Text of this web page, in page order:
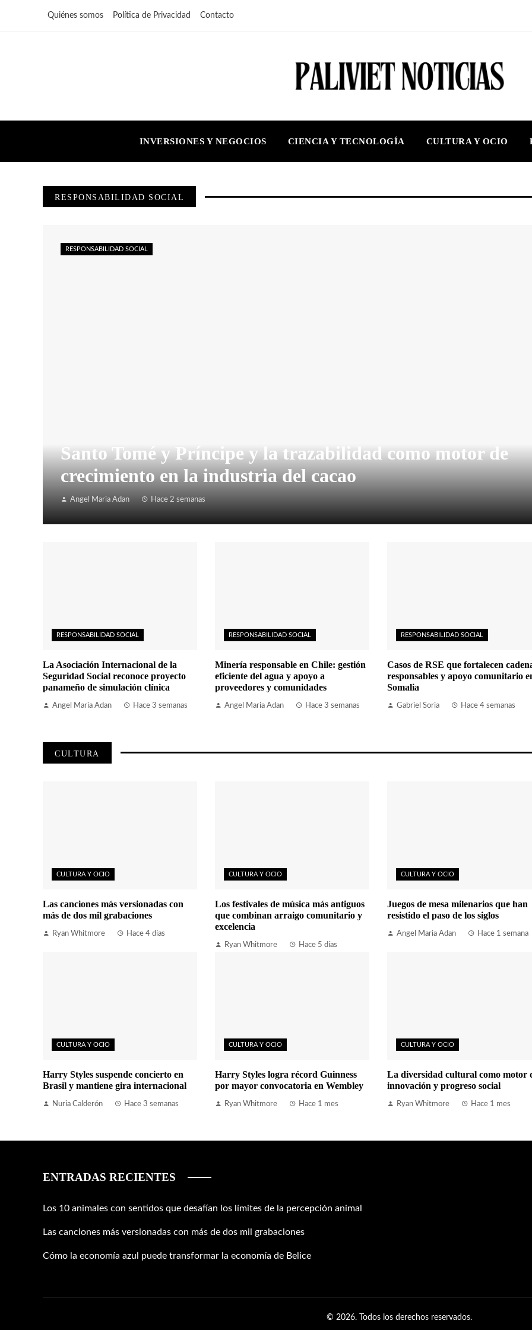
Quiénes somos Política de Privacidad Contacto
INVERSIONES Y NEGOCIOS CIENCIA Y TECNOLOGÍA CULTURA Y OCIO
RESPONSABILIDAD SOCIAL
Santo Tomé y Príncipe y la trazabilidad como motor de
crecimiento en la industria del cacao
Angel Maria Adan Hace 2 semanas
RESPONSABILIDAD SOCIAL
RESPONSABILIDAD SOCIAL
La Asociación Internacional de la
Seguridad Social reconoce proyecto
panameño de simulación clínica
Angel Maria Adan Hace 3 semanas
RESPONSABILIDAD SOCIAL
Minería responsable en Chile: gestión
eficiente del agua y apoyo a
proveedores y comunidades
Angel Maria Adan Hace 3 semanas
RESPONSABILIDAD SOCIAL
Casos de RSE que fortalecen
responsables y apoyo comunitario
Somalia
Gabriel Soria Hace 4 semanas
CULTURA
CULTURA Y OCIO
Las canciones más versionadas con
más de dos mil grabaciones
Ryan Whitmore Hace 4 días
CULTURA Y OCIO
Los festivales de música más antiguos
que combinan arraigo comunitario y
excelencia
Ryan Whitmore Hace 5 días
CULTURA Y OCIO
Juegos de mesa milenarios que han
resistido el paso de los siglos
Angel Maria Adan Hace 1 semana
CULTURA Y OCIO
Harry Styles suspende concierto en
Brasil y mantiene gira internacional
Nuria Calderón Hace 3 semanas
CULTURA Y OCIO
Harry Styles logra récord Guinness
por mayor convocatoria en Wembley
Ryan Whitmore Hace 1 mes
CULTURA Y OCIO
La diversidad cultural como motor
innovación y progreso social
Ryan Whitmore Hace 1 mes
ENTRADAS RECIENTES
Los 10 animales con sentidos que desafían los límites de la percepción animal
Las canciones más versionadas con más de dos mil grabaciones
Cómo la economía azul puede transformar la economía de Belice
© 2026. Todos los derechos reservados.